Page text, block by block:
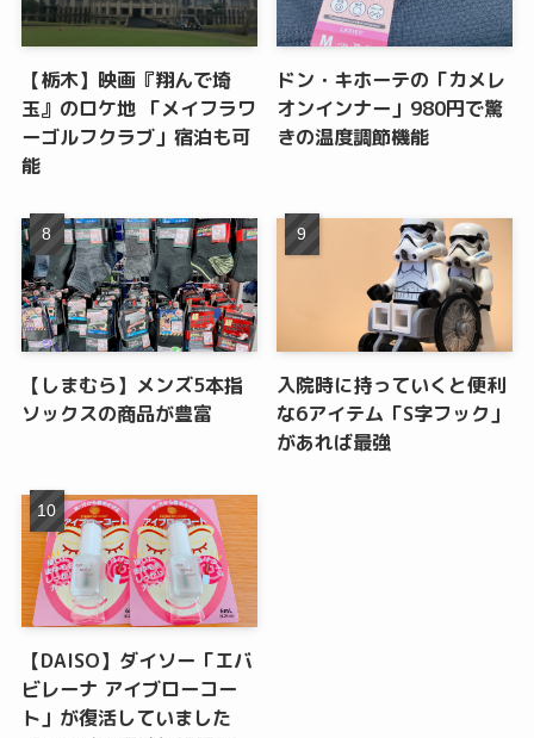
【栃木】映画『翔んで埼
玉』のロケ地 「メイフラワ
ーゴルフクラブ」宿泊も可
能
ドン・キホーテの「カメレ
オンインナー」980円で驚
きの温度調節機能
【しまむら】メンズ5本指
ソックスの商品が豊富
入院時に持っていくと便利
な6アイテム「S字フック」
があれば最強
【DAISO】ダイソー「エバ
ビレーナ アイブローコー
ト」が復活していました